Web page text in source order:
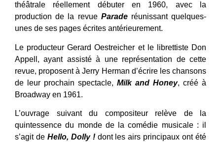
théâtrale réellement débuter en 1960, avec la
production de la revue Paraderéunissant quelques-
unes de ses pages écrites antérieurement.
Le producteur Gerard Oestreicher et le librettiste Don
Appell, ayant assisté à une représentation de cette
revue, proposent à Jerry Herman d’écrire les chansons
de leur prochain spectacle, Milk and Honey, créé à
Broadway en 1961.
L’ouvrage suivant du compositeur relève de la
quintessence du monde de la comédie musicale : il
s’agit de Hello, Dolly !dont les airs principaux ont été